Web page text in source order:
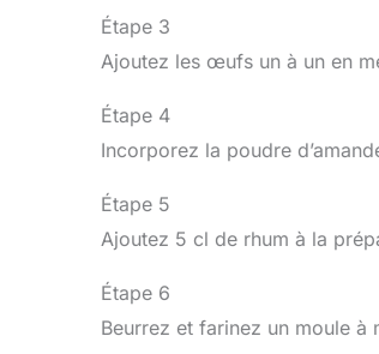
Étape 3
Ajoutez les œufs un à un en
Étape 4
Incorporez la poudre
Étape 5
Ajoutez 5 cl de rhum à la
Étape 6
Beurrez et farinez un moule à